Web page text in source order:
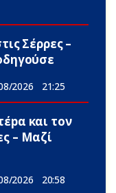
Σέρρες –
2026 21:25
και τον
– Μαζί
2026 20:58